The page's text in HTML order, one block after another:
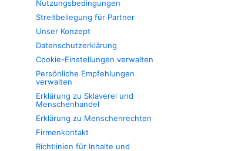
Nutzungsbedingungen
Streitbeilegung für Partner
Unser Konzept
Datenschutzerklärung
Cookie-Einstellungen verwalten
Persönliche Empfehlungen
verwalten
Erklärung zu Sklaverei und
Menschenhandel
Erklärung zu Menschenrechten
Firmenkontakt
Richtlinien für Inhalte und